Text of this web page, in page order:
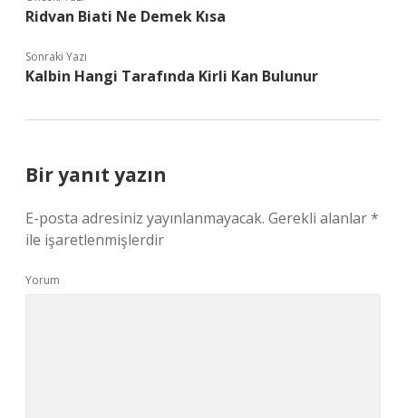
Ridvan Biati Ne Demek Kısa
Sonraki Yazı
Kalbin Hangi Tarafında Kirli Kan Bulunur
Bir yanıt yazın
E-posta adresiniz yayınlanmayacak. Gerekli alanlar*
ile işaretlenmişlerdir
Yorum